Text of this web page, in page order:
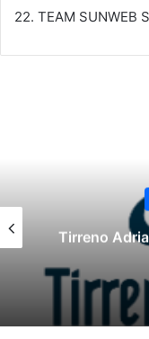
22. TEAM SUNWEB
Tirreno